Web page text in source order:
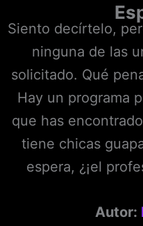
Siento decírtelo,
ninguna de las
solicitado. Qué
Hay un programa
que has
tiene chicas
espera, ¿¡el
Autor: